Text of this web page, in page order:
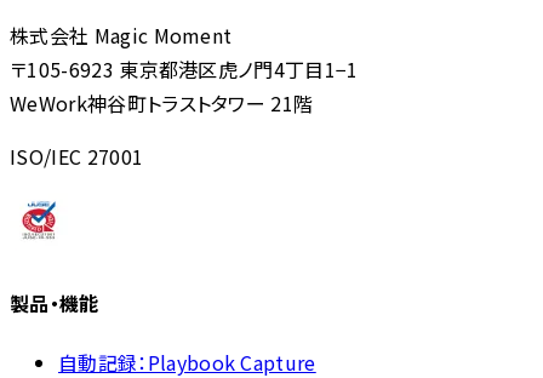
株式会社 Magic Moment
〒105-6923 東京都港区虎ノ門4丁目1−1
WeWork神谷町トラストタワー 21階
ISO/IEC 27001
製品・機能
自動記録：Playbook Capture